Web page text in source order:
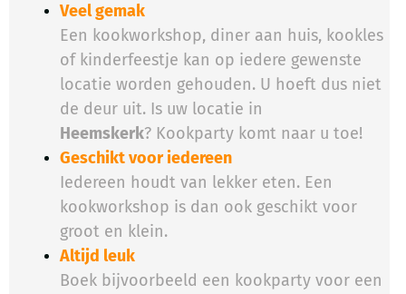
Veel gemak
Een kookworkshop, diner aan huis, kookles
of kinderfeestje kan op iedere gewenste
locatie worden gehouden. U hoeft dus niet
de deur uit. Is uw locatie in
Heemskerk? Kookparty komt naar u toe!
Geschikt voor iedereen
Iedereen houdt van lekker eten. Een
kookworkshop is dan ook geschikt voor
groot en klein.
Altijd leuk
Boek bijvoorbeeld een kookparty voor een